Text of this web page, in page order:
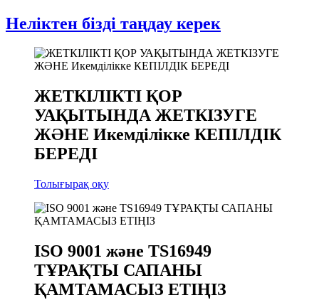
Неліктен бізді таңдау керек
ЖЕТКІЛІКТІ ҚОР
УАҚЫТЫНДА ЖЕТКІЗУГЕ
ЖӘНЕ Икемділікке КЕПІЛДІК
БЕРЕДІ
Толығырақ оқу
ISO 9001 және TS16949
ТҰРАҚТЫ САПАНЫ
ҚАМТАМАСЫЗ ЕТІҢІЗ